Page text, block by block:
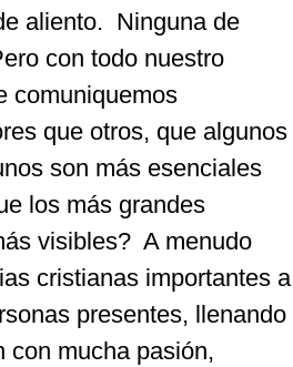
aliento. Ninguna de
con todo nuestro
comuniquemos
que otros, que algunos
son más esenciales
los más grandes
visibles? A menudo
cristianas importantes a
presentes, llenando
con mucha pasión,